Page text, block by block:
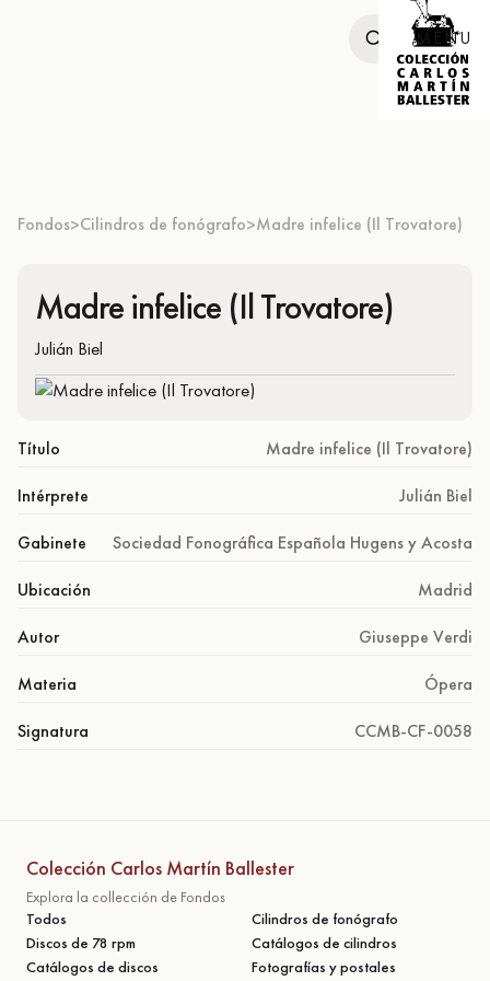
MENU
Fondos>Cilindros de fonógrafo>Madre infelice (Il Trovatore)
Madre infelice (Il Trovatore)
Julián Biel
Título Madre infelice (Il Trovatore)
Intérprete Julián Biel
Gabinete Sociedad Fonográfica Española Hugens y Acosta
Ubicación Madrid
Autor Giuseppe Verdi
Materia Ópera
Signatura CCMB-CF-0058
Colección Carlos Martín Ballester
Explora la collección de Fondos
Todos
Cilindros de fonógrafo
Discos de 78 rpm
Catálogos de cilindros
Catálogos de discos
Fotografías y postales